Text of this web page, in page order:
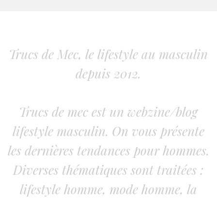
Trucs de Mec, le lifestyle au masculin
depuis 2012.
Trucs de mec est un webzine/blog
lifestyle masculin. On vous présente
les dernières tendances pour hommes.
Diverses thématiques sont traitées :
lifestyle homme, mode homme, la